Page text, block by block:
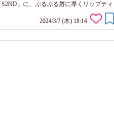
」に、ぷるぷる唇に導くリップティ
使ってみました ✼••┈┈┈┈••🎀••┈┈┈┈••✼
トティント】 内容量：4.1g 価格：1,430
...
2024/3/7 (木) 18:14